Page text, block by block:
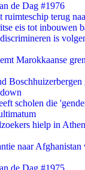
de Dag #1976
terug
eis tot inbouwen
is
Marokkaanse
Boschhuizerbergen
scholen die
hielp in
naar Afghanistan
de Dag #1975